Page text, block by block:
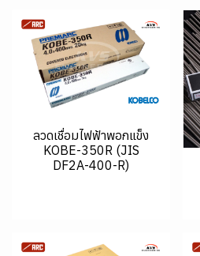
ลวดเชื่อมไฟฟ้าพอกแข็ง
KOBE-350R (JIS
DF2A-400-R)